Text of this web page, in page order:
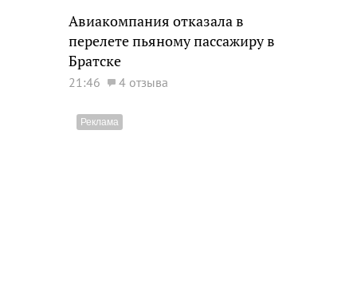
Авиакомпания отказала в
перелете пьяному пассажиру в
Братске
21:46 4 отзыва